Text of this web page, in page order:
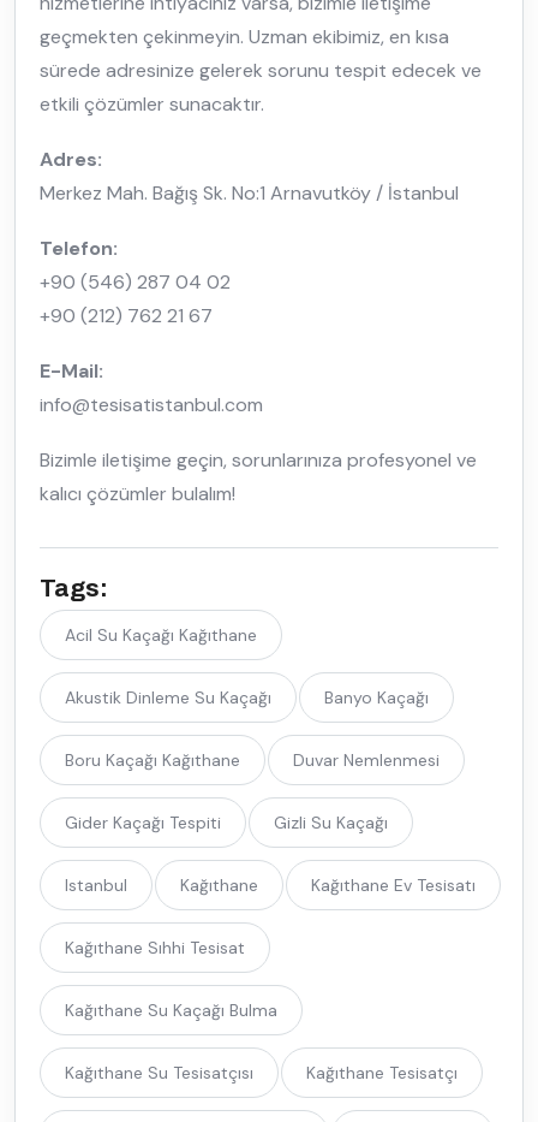
geçmekten çekinmeyin. Uzman ekibimiz, en kısa
sürede adresinize gelerek sorunu tespit edecek ve
etkili çözümler sunacaktır.
Adres:
Merkez Mah. Bağış Sk. No:1 Arnavutköy / İstanbul
Telefon:
+90 (546) 287 04 02
+90 (212) 762 21 67
E-Mail:
info@tesisatistanbul.com
Bizimle iletişime geçin, sorunlarınıza profesyonel ve
kalıcı çözümler bulalım!
Tags:
Acil Su Kaçağı Kağıthane
Akustik Dinleme Su Kaçağı Banyo Kaçağı
Boru Kaçağı Kağıthane Duvar Nemlenmesi
Gider Kaçağı Tespiti Gizli Su Kaçağı
Istanbul Kağıthane Kağıthane Ev Tesisatı
Kağıthane Sıhhi Tesisat
Kağıthane Su Kaçağı Bulma
Kağıthane Su Tesisatçısı Kağıthane Tesisatçı